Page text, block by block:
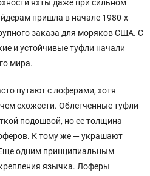
яхты даже при сильном
пришла в начале 1980-х
заказа для моряков США. С
и устойчивые туфли начали
мира.
путают с лоферами, хотя
схожести. Облегченные туфли
подошвой, но ее толщина
К тому же — украшают
одним принципиальным
язычка. Лоферы